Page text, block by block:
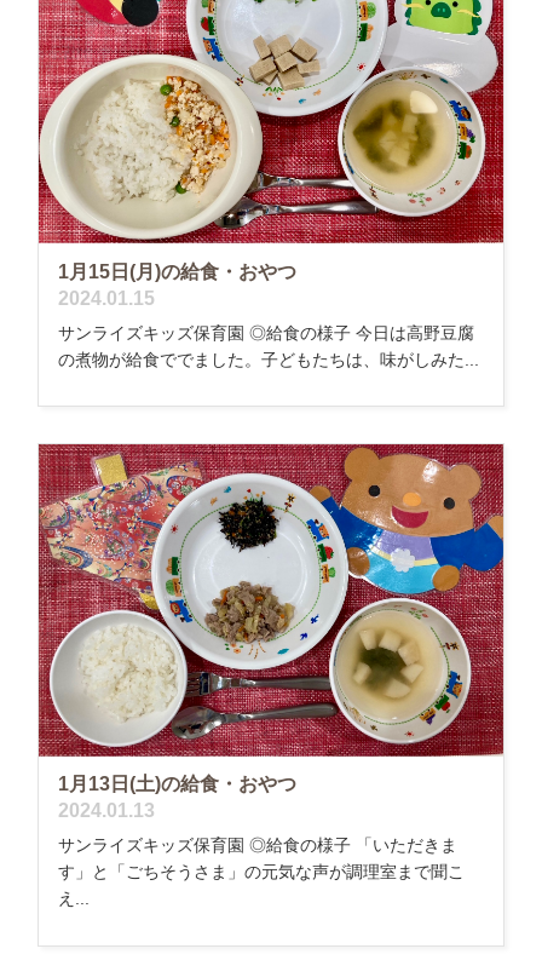
1月15日(月)の給食・おやつ
2024.01.15
サンライズキッズ保育園 ◎給食の様子 今日は高野豆腐
の煮物が給食ででました。子どもたちは、味がしみた...
1月13日(土)の給食・おやつ
2024.01.13
サンライズキッズ保育園 ◎給食の様子 「いただきま
す」と「ごちそうさま」の元気な声が調理室まで聞こ
え...